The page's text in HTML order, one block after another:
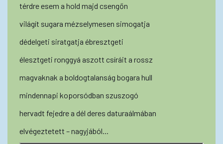
térdre esem a hold majd csengőn
világít sugara mézselymesen simogatja
dédelgeti siratgatja ébresztgeti
élesztgeti ronggyá aszott csíráit a rossz
magvaknak a boldogtalanság bogara hull
mindennapi koporsódban szuszogó
hervadt fejedre a dél deres daturaálmában
elvégeztetett – nagyjából...